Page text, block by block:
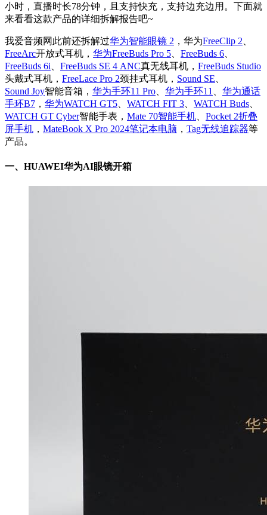
小时，直播时长78分钟，且支持快充，支持边充边用。下面就
来看看这款产品的详细拆解报告吧~
我爱音频网此前还拆解过华为智能眼镜 2 ，华为FreeClip 2
FreeArc开放式耳机， 华为FreeBuds Pro 5 FreeBuds 6
FreeBuds 6i
FreeBuds SE 4 ANC真无线耳机， FreeBuds Studio
头戴式耳机， FreeLace Pro 2颈挂式耳机， Sound SE
Sound Joy智能音箱， 华为手环11 Pro 华为手环11
华为通话
手环B7 ， 华为WATCH GT5 WATCH FIT 3 WATCH Buds
WATCH GT Cyber智能手表， Mate 70智能手机
Pocket 2折叠
屏手机 ， MateBook X Pro 2024笔记本电脑 ， Tag无线追踪器等
产品。
一、 HUAWEI华为AI眼镜开箱